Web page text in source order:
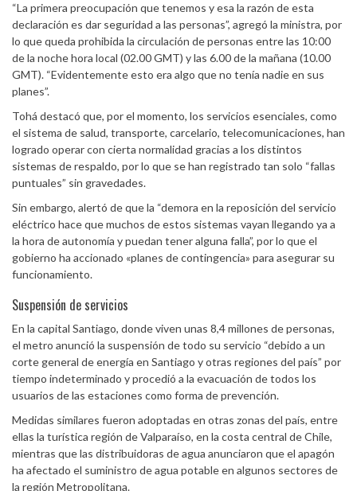
“La primera preocupación que tenemos y esa la razón de esta
declaración es dar seguridad a las personas”, agregó la ministra, por
lo que queda prohibida la circulación de personas entre las 10:00
de la noche hora local (02.00 GMT) y las 6.00 de la mañana (10.00
GMT). “Evidentemente esto era algo que no tenía nadie en sus
planes”.
Tohá destacó que, por el momento, los servicios esenciales, como
el sistema de salud, transporte, carcelario, telecomunicaciones, han
logrado operar con cierta normalidad gracias a los distintos
sistemas de respaldo, por lo que se han registrado tan solo “fallas
puntuales” sin gravedades.
Sin embargo, alertó de que la “demora en la reposición del servicio
eléctrico hace que muchos de estos sistemas vayan llegando ya a
la hora de autonomía y puedan tener alguna falla”, por lo que el
gobierno ha accionado «planes de contingencia» para asegurar su
funcionamiento.
Suspensión de servicios
En la capital Santiago, donde viven unas 8,4 millones de personas,
el metro anunció la suspensión de todo su servicio “debido a un
corte general de energía en Santiago y otras regiones del país” por
tiempo indeterminado y procedió a la evacuación de todos los
usuarios de las estaciones como forma de prevención.
Medidas similares fueron adoptadas en otras zonas del país, entre
ellas la turística región de Valparaíso, en la costa central de Chile,
mientras que las distribuidoras de agua anunciaron que el apagón
ha afectado el suministro de agua potable en algunos sectores de
la región Metropolitana.